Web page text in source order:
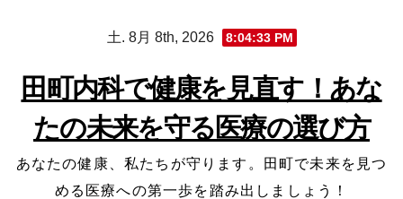
土. 8月 8th, 2026 8:04:34 PM
田町内科で健康を見直す！あな
たの未来を守る医療の選び方
あなたの健康、私たちが守ります。田町で未来を見つ
める医療への第一歩を踏み出しましょう！